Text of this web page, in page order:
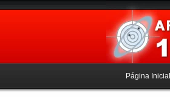
Página Inicial